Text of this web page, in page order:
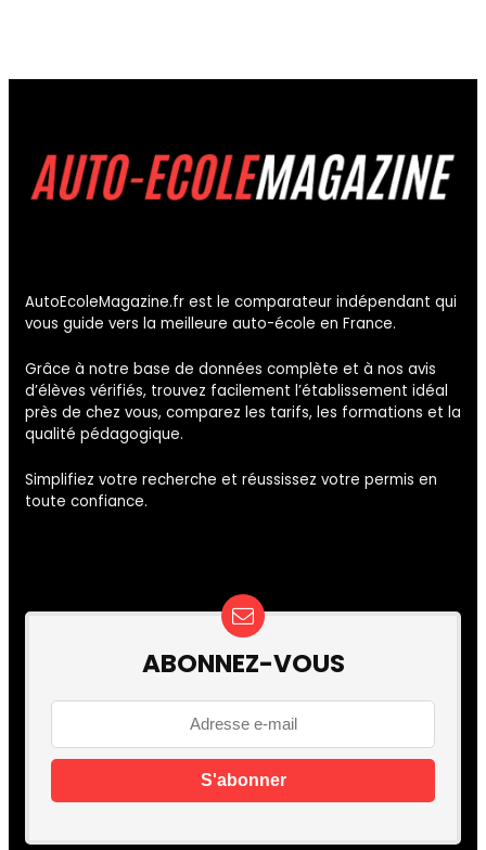
AutoEcoleMagazine.fr est le comparateur indépendant qui
vous guide vers la meilleure auto-école en France.
Grâce à notre base de données complète et à nos avis
d’élèves vérifiés, trouvez facilement l’établissement idéal
près de chez vous, comparez les tarifs, les formations et la
qualité pédagogique.
Simplifiez votre recherche et réussissez votre permis en
toute confiance.
ABONNEZ-VOUS